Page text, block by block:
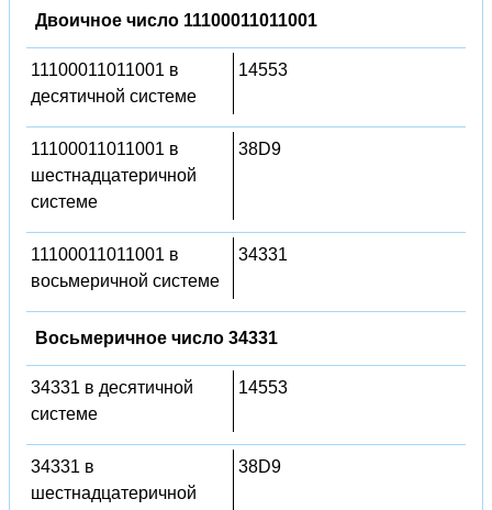
Двоичное число 11100011011001
11100011011001 в
десятичной системе
14553
11100011011001 в
шестнадцатеричной
системе
38D9
11100011011001 в
восьмеричной системе
34331
Восьмеричное число 34331
34331 в десятичной
системе
14553
34331 в
шестнадцатеричной
38D9